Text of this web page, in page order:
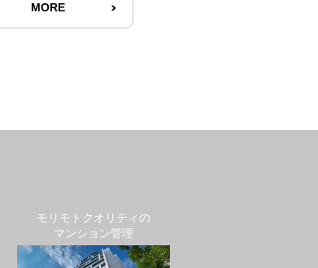
MORE
モリモトクオリティの
マンション管理